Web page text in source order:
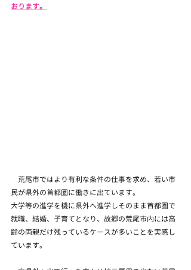
おります。
荒尾市ではより有利な条件の仕事を求め、若い市
民が県外の首都圏に働きに出ています。
大学等の進学を機に県外へ進学しそのまま首都圏で
就職、結婚、子育てとなり、故郷の荒尾市内には高
齢の両親だけ残っているケースが多いことを実感し
ています。